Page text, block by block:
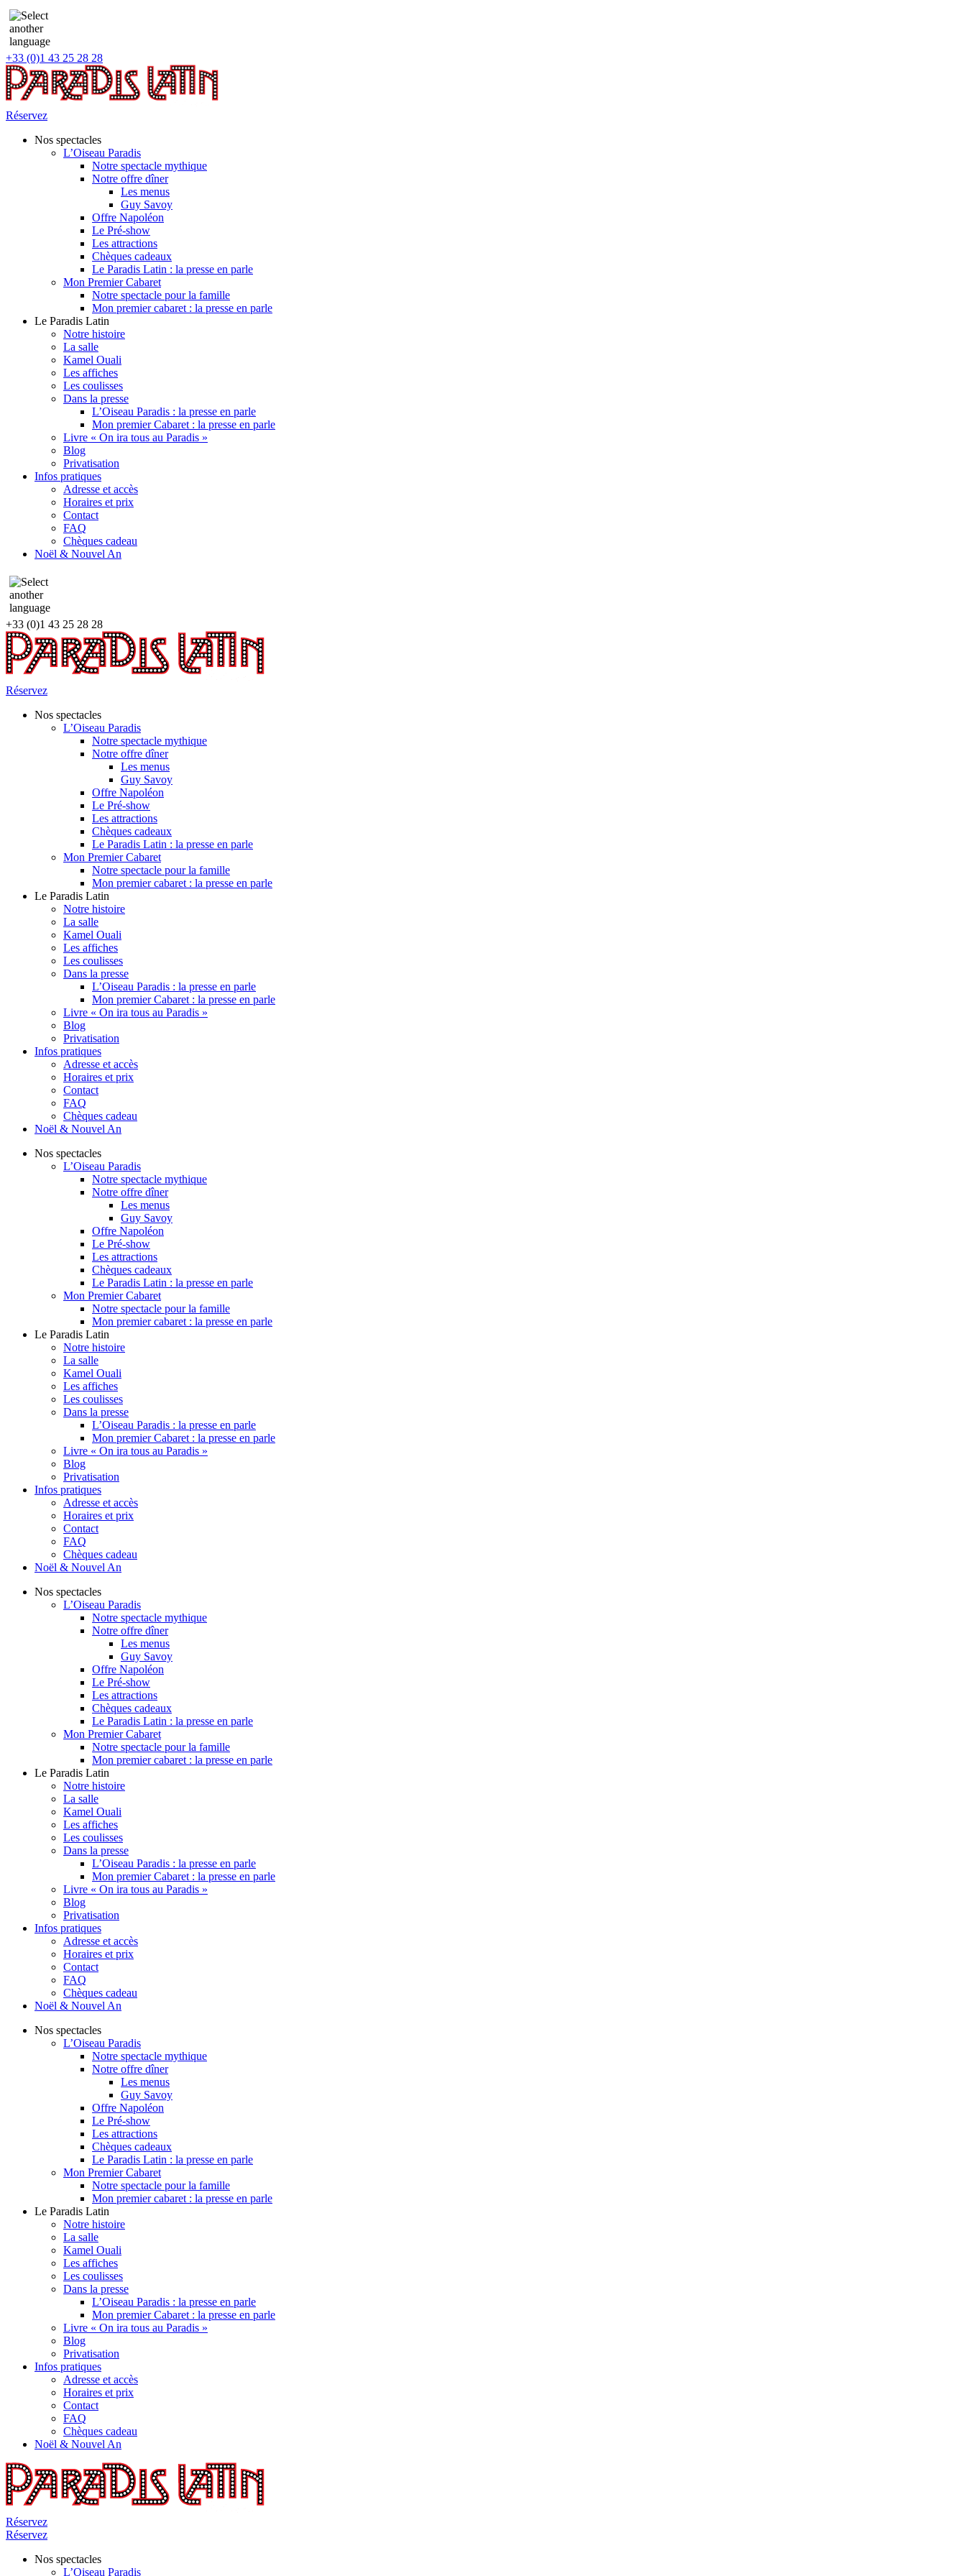
+33 (0)1 43 25 28 28
Réservez
Nos spectacles
L’Oiseau Paradis
Notre spectacle mythique
Notre offre dîner
Les menus
Guy Savoy
Offre Napoléon
Le Pré-show
Les attractions
Chèques cadeaux
Le Paradis Latin : la presse en parle
Mon Premier Cabaret
Notre spectacle pour la famille
Mon premier cabaret : la presse en parle
Le Paradis Latin
Notre histoire
La salle
Kamel Ouali
Les affiches
Les coulisses
Dans la presse
L’Oiseau Paradis : la presse en parle
Mon premier Cabaret : la presse en parle
Livre « On ira tous au Paradis »
Blog
Privatisation
Infos pratiques
Adresse et accès
Horaires et prix
Contact
FAQ
Chèques cadeau
Noël & Nouvel An
+33 (0)1 43 25 28 28
Réservez
Nos spectacles
L’Oiseau Paradis
Notre spectacle mythique
Notre offre dîner
Les menus
Guy Savoy
Offre Napoléon
Le Pré-show
Les attractions
Chèques cadeaux
Le Paradis Latin : la presse en parle
Mon Premier Cabaret
Notre spectacle pour la famille
Mon premier cabaret : la presse en parle
Le Paradis Latin
Notre histoire
La salle
Kamel Ouali
Les affiches
Les coulisses
Dans la presse
L’Oiseau Paradis : la presse en parle
Mon premier Cabaret : la presse en parle
Livre « On ira tous au Paradis »
Blog
Privatisation
Infos pratiques
Adresse et accès
Horaires et prix
Contact
FAQ
Chèques cadeau
Noël & Nouvel An
Nos spectacles
L’Oiseau Paradis
Notre spectacle mythique
Notre offre dîner
Les menus
Guy Savoy
Offre Napoléon
Le Pré-show
Les attractions
Chèques cadeaux
Le Paradis Latin : la presse en parle
Mon Premier Cabaret
Notre spectacle pour la famille
Mon premier cabaret : la presse en parle
Le Paradis Latin
Notre histoire
La salle
Kamel Ouali
Les affiches
Les coulisses
Dans la presse
L’Oiseau Paradis : la presse en parle
Mon premier Cabaret : la presse en parle
Livre « On ira tous au Paradis »
Blog
Privatisation
Infos pratiques
Adresse et accès
Horaires et prix
Contact
FAQ
Chèques cadeau
Noël & Nouvel An
Nos spectacles
L’Oiseau Paradis
Notre spectacle mythique
Notre offre dîner
Les menus
Guy Savoy
Offre Napoléon
Le Pré-show
Les attractions
Chèques cadeaux
Le Paradis Latin : la presse en parle
Mon Premier Cabaret
Notre spectacle pour la famille
Mon premier cabaret : la presse en parle
Le Paradis Latin
Notre histoire
La salle
Kamel Ouali
Les affiches
Les coulisses
Dans la presse
L’Oiseau Paradis : la presse en parle
Mon premier Cabaret : la presse en parle
Livre « On ira tous au Paradis »
Blog
Privatisation
Infos pratiques
Adresse et accès
Horaires et prix
Contact
FAQ
Chèques cadeau
Noël & Nouvel An
Nos spectacles
L’Oiseau Paradis
Notre spectacle mythique
Notre offre dîner
Les menus
Guy Savoy
Offre Napoléon
Le Pré-show
Les attractions
Chèques cadeaux
Le Paradis Latin : la presse en parle
Mon Premier Cabaret
Notre spectacle pour la famille
Mon premier cabaret : la presse en parle
Le Paradis Latin
Notre histoire
La salle
Kamel Ouali
Les affiches
Les coulisses
Dans la presse
L’Oiseau Paradis : la presse en parle
Mon premier Cabaret : la presse en parle
Livre « On ira tous au Paradis »
Blog
Privatisation
Infos pratiques
Adresse et accès
Horaires et prix
Contact
FAQ
Chèques cadeau
Noël & Nouvel An
Réservez
Réservez
Nos spectacles
L’Oiseau Paradis